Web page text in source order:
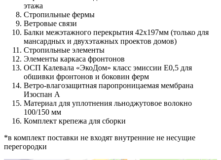
этажа
Стропильные фермы
Ветровые связи
Балки межэтажного перекрытия 42х197мм (только для
мансардных и двухэтажных проектов домов)
Стропильные элементы
Элементы каркаса фронтонов
ОСП Калевала «ЭкоДом» класс эмиссии Е0,5 для
обшивки фронтонов и боковин ферм
Ветро-влагозащитная паропроницаемая мембрана
Изоспан А
Материал для уплотнения льноджутовое волокно
100/150 мм
Комплект крепежа для сборки
*в комплект поставки не входят внутренние не несущие
перегородки